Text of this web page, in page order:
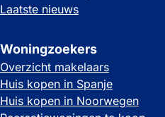
Laatste nieuws
Woningzoekers
Overzicht makelaars
Huis kopen in Spanje
Huis kopen in Noorwegen